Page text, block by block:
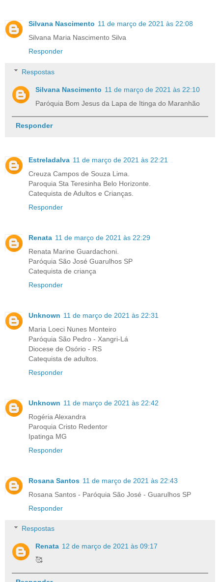
Silvana Nascimento 11 de março de 2021 às 22:08
Silvana Maria Nascimento Silva
Responder
Respostas
Silvana Nascimento 11 de março de 2021 às 22:10
Paróquia Bom Jesus da Lapa de Itinga do Maranhão
Responder
Estreladalva 11 de março de 2021 às 22:21
Creuza Campos de Souza Lima.
Paroquia Sta Teresinha Belo Horizonte.
Catequista de Adultos e Crianças.
Responder
Renata 11 de março de 2021 às 22:29
Renata Marine Guardachoni.
Paróquia São José Guarulhos SP
Catequista de criança
Responder
Unknown 11 de março de 2021 às 22:31
Maria Loeci Nunes Monteiro
Paróquia São Pedro - Xangri-Lá
Diocese de Osório - RS
Catequista de adultos.
Responder
Unknown 11 de março de 2021 às 22:42
Rogéria Alexandra
Paroquia Cristo Redentor
Ipatinga MG
Responder
Rosana Santos 11 de março de 2021 às 22:43
Rosana Santos - Paróquia São José - Guarulhos SP
Responder
Respostas
Renata 12 de março de 2021 às 09:17
🥰